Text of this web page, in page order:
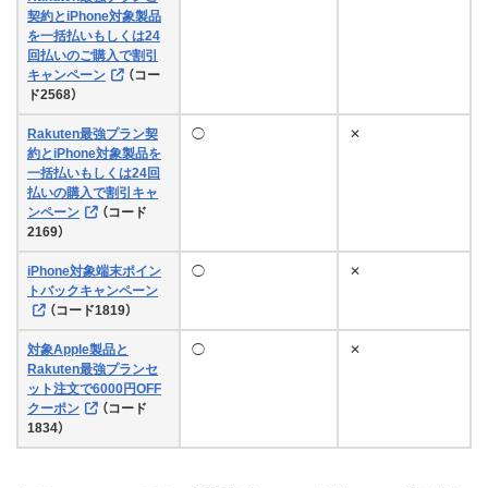
契約とiPhone対象製品
を一括払いもしくは24
回払いのご購入で割引
キャンペーン
（コー
ド2568）
Rakuten最強プラン契
約とiPhone対象製品を
一括払いもしくは24回
払いの購入で割引キャ
ンペーン
（コード
2169）
◯ ✕
iPhone対象端末ポイン
トバックキャンペーン
（コード1819）
◯ ✕
対象Apple製品と
Rakuten最強プランセ
ット注文で6000円OFF
クーポン
（コード
1834）
◯ ✕